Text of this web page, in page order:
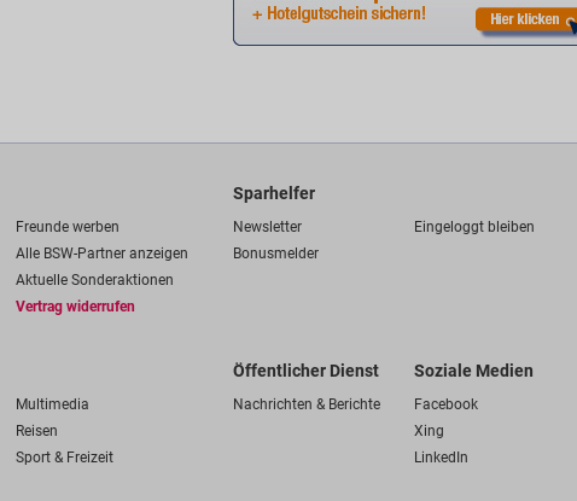
Freunde werben
Alle BSW-Partner anzeigen
Aktuelle Sonderaktionen
Vertrag widerrufen
Sparhelfer
Newsletter
Eingeloggt bleiben
Bonusmelder
Multimedia
Reisen
Sport & Freizeit
Öffentlicher Dienst
Nachrichten & Berichte
Soziale Medien
Facebook
Xing
LinkedIn